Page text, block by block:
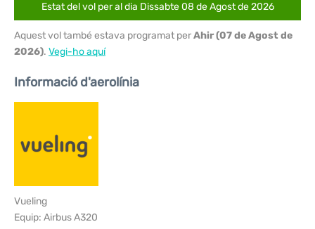
Estat del vol per al dia Dissabte 08 de Agost de 2026
Aquest vol també estava programat perAhir (07 de Agost de
2026). Vegi-ho aquí
Informació d'aerolínia
Vueling
Equip: Airbus A320